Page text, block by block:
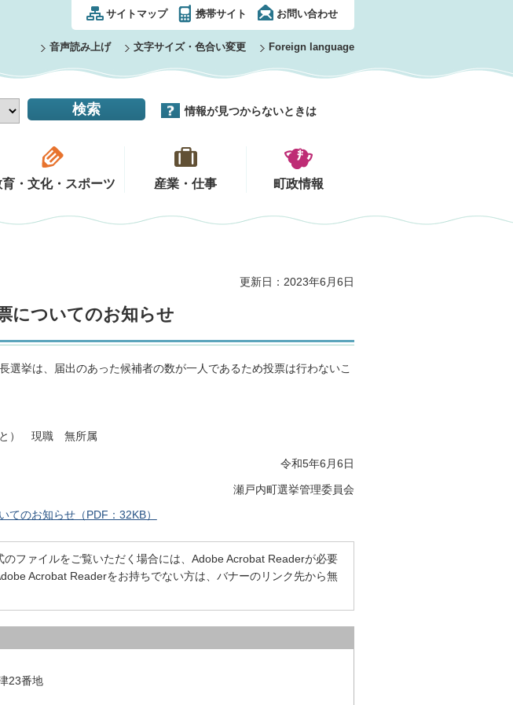
サイトマップ 携帯サイト お問い合わせ
音声読み上げ 文字サイズ・色合い変更 Foreign language
情報が見つからないときは
育・文化・スポーツ 産業・仕事 町政情報
更新日：2023年6月6日
についてのお知らせ
選挙は、届出のあった候補者の数が一人であるため投票は行わないこ
） 現職 無所属
令和5年6月6日
瀬戸内町選挙管理委員会
てのお知らせ（PDF：32KB）
のファイルをご覧いただく場合には、Adobe Acrobat Readerが必要
Acrobat Readerをお持ちでない方は、バナーのリンク先から無
23番地